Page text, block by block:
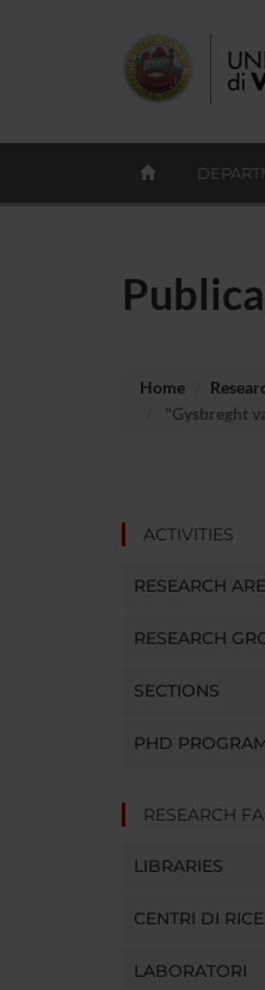
Home
"Gysbreght
ACTIVITIES
RESEARCH
RESEARCH
SECTIONS
PHD
RESEARCH
LIBRARIES
CENTRI DI
LABORATORI